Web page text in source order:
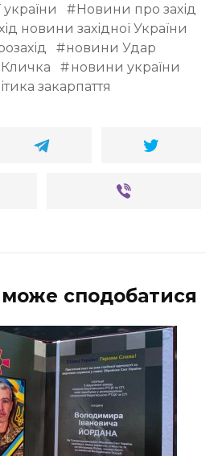
Новини про захід
новини західної України
новини Удар
новини україни
закарпаття
сподобатися